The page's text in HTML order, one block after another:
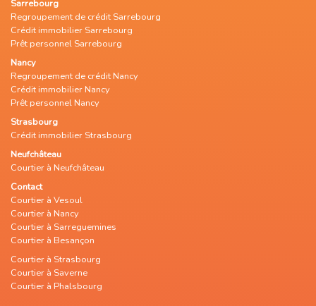
Sarrebourg
Regroupement de crédit Sarrebourg
Crédit immobilier Sarrebourg
Prêt personnel Sarrebourg
Nancy
Regroupement de crédit Nancy
Crédit immobilier Nancy
Prêt personnel Nancy
Strasbourg
Crédit immobilier Strasbourg
Neufchâteau
Courtier à Neufchâteau
Contact
Courtier à Vesoul
Courtier à Nancy
Courtier à Sarreguemines
Courtier à Besançon
Courtier à Strasbourg
Courtier à Saverne
Courtier à Phalsbourg